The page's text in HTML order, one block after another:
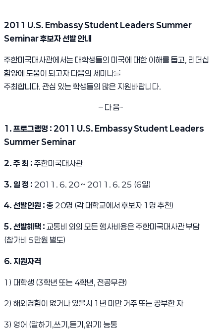
2011 U.S. Embassy Student Leaders Summer
Seminar후보자 선발 안내
주한미국대사관에서는 대학생들의 미국에 대한 이해를 돕고, 리더십
함양에 도움이 되고자 다음의 세미나를
주최합니다. 관심 있는 학생들의 많은 지원바랍니다.
– 다 음-
1. 프로그램명 : 2011 U.S. Embassy Student Leaders
Summer Seminar
2. 주 최 : 주한미국대사관
3. 일 정 : 2011. 6. 20 ~ 2011. 6. 25 (6일)
4. 선발인원 : 총 20명 (각 대학교에서 후보자 1명 추천)
5. 선발혜택 : 교통비 외의 모든 행사비용은 주한미국대사관 부담
(참가비 5만원 별도)
6. 지원자격
1) 대학생 (3학년 또는 4학년, 전공무관)
2) 해외경험이 없거나 있을시 1년 미만 거주 또는 공부한 자
3) 영어 (말하기,쓰기,듣기,읽기) 능통